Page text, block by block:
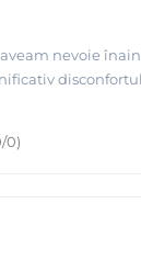
nevoie
/0)